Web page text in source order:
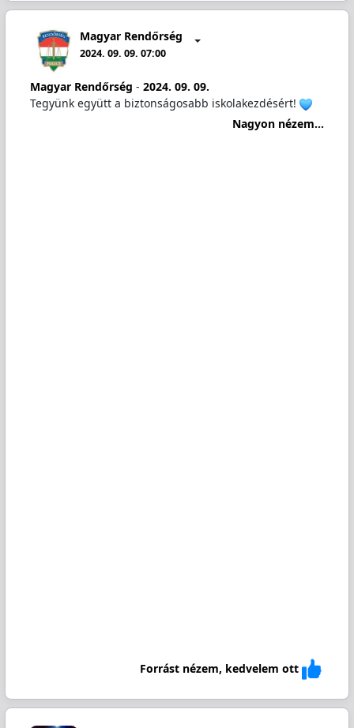
Magyar Rendőrség
2024. 09. 09. 07:00
Magyar Rendőrség - 2024. 09. 09.
Tegyünk együtt a biztonságosabb iskolakezdésért!
Nagyon nézem...
Forrást nézem, kedvelem ott